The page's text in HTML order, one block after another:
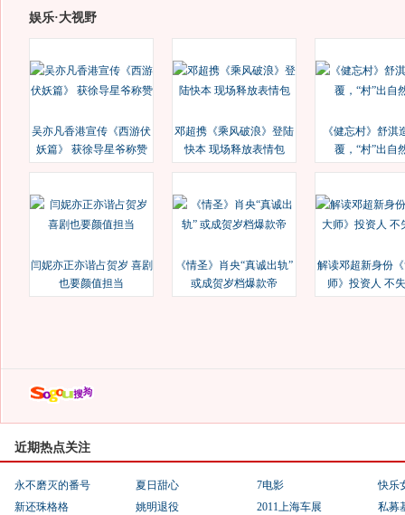
娱乐·大视野
吴亦凡香港宣传《西游伏
妖篇》 获徐导星爷称赞
邓超携《乘风破浪》登陆
快本 现场释放表情包
《健忘村》舒淇
覆，“村”出自
闫妮亦正亦谐占贺岁 喜剧
也要颜值担当
《情圣》肖央“真诚出轨”
或成贺岁档爆款帝
解读邓超新身份
师》投资人 不
近期热点关注
永不磨灭的番号 夏日甜心 7电影
快乐
新还珠格格
姚明退役 2011上海车展
私募